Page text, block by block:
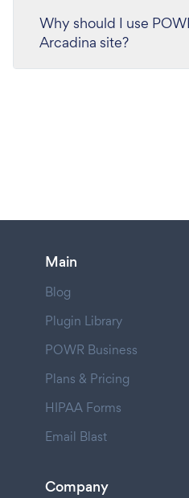
Why should I use
Arcadina site?
Main
Blog
Plugin Library
POWR Business
Plans & Pricing
HIPAA Forms
Email Blast
Company